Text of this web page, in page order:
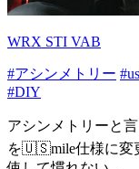
WRX STI VAB
#アシンメトリー
#DIY
アシンメトリーと
を🇺🇸mile仕様に変